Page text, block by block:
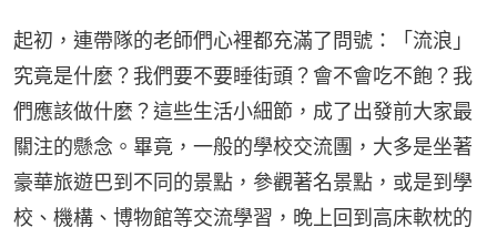
起初，連帶隊的老師們心裡都充滿了問號：「流浪」
究竟是什麼？我們要不要睡街頭？會不會吃不飽？我
們應該做什麼？這些生活小細節，成了出發前大家最
關注的懸念。畢竟，一般的學校交流團，大多是坐著
豪華旅遊巴到不同的景點，參觀著名景點，或是到學
校、機構、博物館等交流學習，晚上回到高床軟枕的